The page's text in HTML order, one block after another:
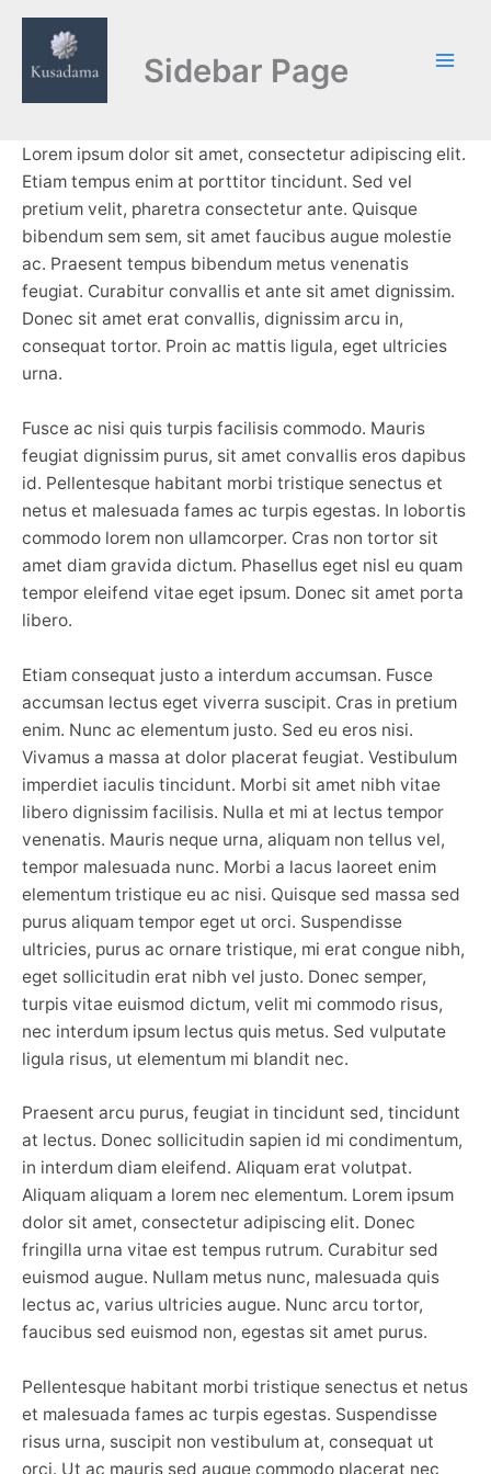
Skip
content
Sidebar Page
Lorem ipsum dolor sit amet, consectetur adipiscing elit.
Etiam tempus enim at porttitor tincidunt. Sed vel
pretium velit, pharetra consectetur ante. Quisque
bibendum sem sem, sit amet faucibus augue molestie
ac. Praesent tempus bibendum metus venenatis
feugiat. Curabitur convallis et ante sit amet dignissim.
Donec sit amet erat convallis, dignissim arcu in,
consequat tortor. Proin ac mattis ligula, eget ultricies
urna.
Fusce ac nisi quis turpis facilisis commodo. Mauris
feugiat dignissim purus, sit amet convallis eros dapibus
id. Pellentesque habitant morbi tristique senectus et
netus et malesuada fames ac turpis egestas. In lobortis
commodo lorem non ullamcorper. Cras non tortor sit
amet diam gravida dictum. Phasellus eget nisl eu quam
tempor eleifend vitae eget ipsum. Donec sit amet porta
libero.
Etiam consequat justo a interdum accumsan. Fusce
accumsan lectus eget viverra suscipit. Cras in pretium
enim. Nunc ac elementum justo. Sed eu eros nisi.
Vivamus a massa at dolor placerat feugiat. Vestibulum
imperdiet iaculis tincidunt. Morbi sit amet nibh vitae
libero dignissim facilisis. Nulla et mi at lectus tempor
venenatis. Mauris neque urna, aliquam non tellus vel,
tempor malesuada nunc. Morbi a lacus laoreet enim
elementum tristique eu ac nisi. Quisque sed massa sed
purus aliquam tempor eget ut orci. Suspendisse
ultricies, purus ac ornare tristique, mi erat congue nibh,
eget sollicitudin erat nibh vel justo. Donec semper,
turpis vitae euismod dictum, velit mi commodo risus,
nec interdum ipsum lectus quis metus. Sed vulputate
ligula risus, ut elementum mi blandit nec.
Praesent arcu purus, feugiat in tincidunt sed, tincidunt
at lectus. Donec sollicitudin sapien id mi condimentum,
in interdum diam eleifend. Aliquam erat volutpat.
Aliquam aliquam a lorem nec elementum. Lorem ipsum
dolor sit amet, consectetur adipiscing elit. Donec
fringilla urna vitae est tempus rutrum. Curabitur sed
euismod augue. Nullam metus nunc, malesuada quis
lectus ac, varius ultricies augue. Nunc arcu tortor,
faucibus sed euismod non, egestas sit amet purus.
Pellentesque habitant morbi tristique senectus et netus
et malesuada fames ac turpis egestas. Suspendisse
risus urna, suscipit non vestibulum at, consequat ut
orci. Ut ac mauris sed augue commodo placerat nec